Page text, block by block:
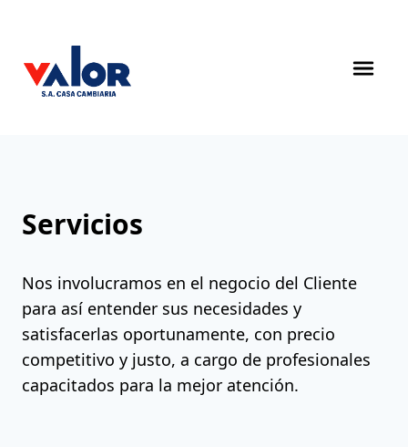
Servicios
Nos involucramos en el negocio del Cliente
para así entender sus necesidades y
satisfacerlas oportunamente, con precio
competitivo y justo, a cargo de profesionales
capacitados para la mejor atención.